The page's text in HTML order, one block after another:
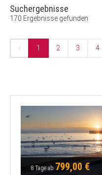
Suchergebnisse
170 Ergebnisse gefunden
1 2 3 4
8 Tage ab 799,00 €